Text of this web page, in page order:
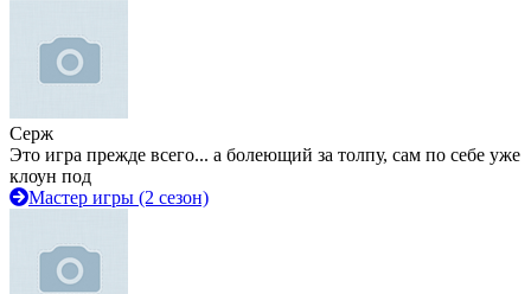
Серж
Это игра прежде всего... а болеющий за толпу, сам по себе уже
клоун под
Мастер игры (2 сезон)